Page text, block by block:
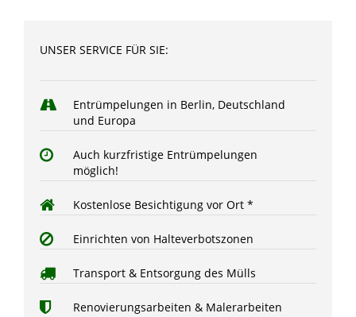
UNSER SERVICE FÜR SIE:
Entrümpelungen in Berlin, Deutschland
und Europa
Auch kurzfristige Entrümpelungen
möglich!
Kostenlose Besichtigung vor Ort *
Einrichten von Halteverbotszonen
Transport & Entsorgung des Mülls
Renovierungsarbeiten & Malerarbeiten